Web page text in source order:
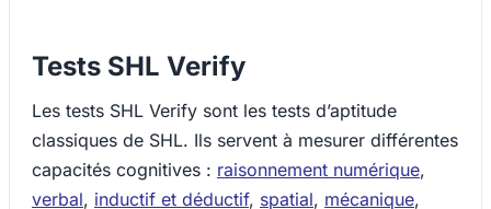
Tests SHL Verify
Les tests SHL Verify sont les tests d’aptitude
classiques de SHL. Ils servent à mesurer différentes
capacités cognitives : raisonnement numérique,
verbal, inductif et déductif, spatial, mécanique,